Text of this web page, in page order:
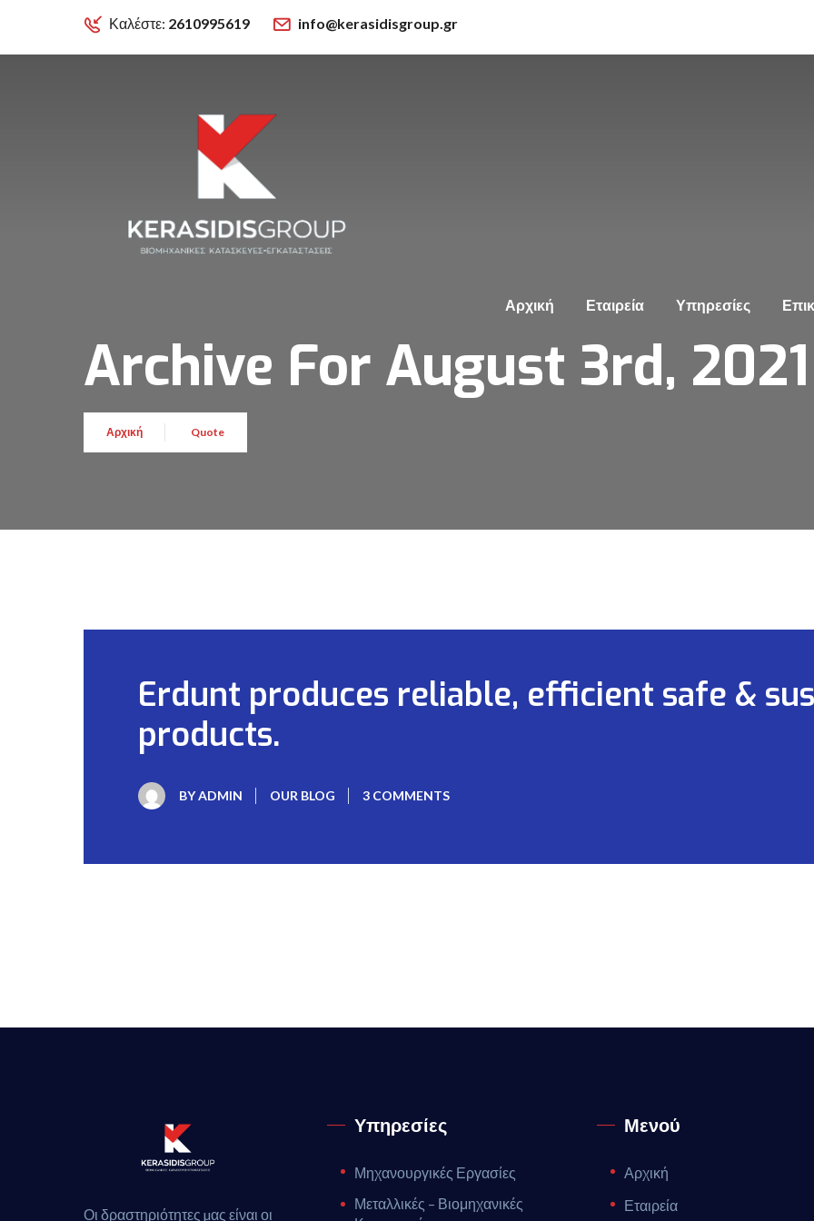
Καλέστε: 2610995619 info@kerasidisgroup.gr
Αρχική Εταιρεία Υπηρεσίες
Archive For August 3rd, 2021
Αρχική Quote
Erdunt produces reliable, efficient safe &
products.
BYADMIN OUR BLOG 3 COMMENTS
Οι δραστηριότητες µας είναι οι
Υπηρεσίες
Μηχανουργικές Εργασίες
Μεταλλικές – Βιομηχανικές
Μενού
Αρχική
Εταιρεία